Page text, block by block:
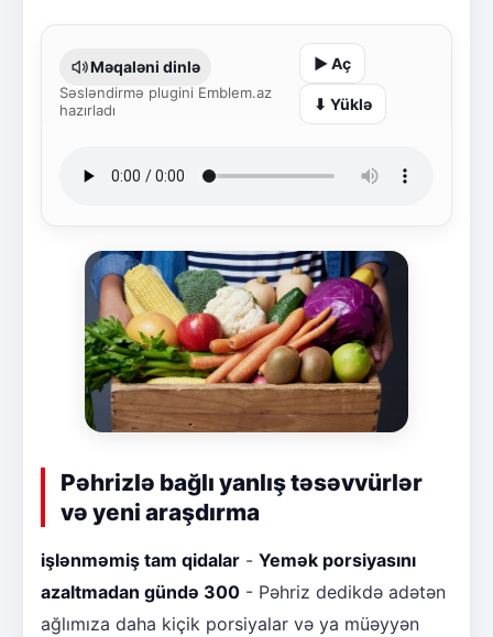
Məqaləni dinlə
Səsləndirmə plugini Emblem.az
hazırladı
▶ Aç
⬇ Yüklə
Pəhrizlə bağlı yanlış təsəvvürlər
və yeni araşdırma
işlənməmiş tam qidalar - Yemək porsiyasını
azaltmadan gündə 300 - Pəhriz dedikdə adətən
ağlımıza daha kiçik porsiyalar və ya müəyyən